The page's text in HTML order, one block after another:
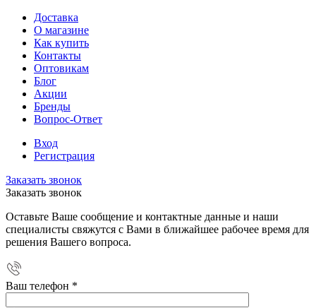
Доставка
О магазине
Как купить
Контакты
Оптовикам
Блог
Акции
Бренды
Вопрос-Ответ
Вход
Регистрация
Заказать звонок
Заказать звонок
Оставьте Ваше сообщение и контактные данные и наши
специалисты свяжутся с Вами в ближайшее рабочее время для
решения Вашего вопроса.
Ваш телефон *